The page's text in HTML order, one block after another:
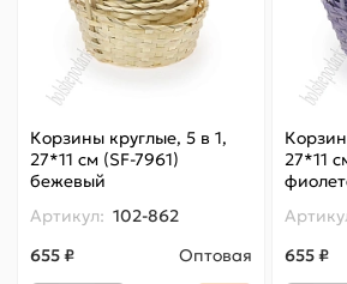
Корзины круглые, 5 в 1,
27*11 см (SF-7961)
бежевый
Артикул: 102-862
655 ₽
Оптовая
27*11
655 ₽